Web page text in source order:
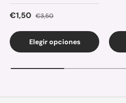
Precio de venta
€1,50 Precio normal
€3,50
Elegir opciones